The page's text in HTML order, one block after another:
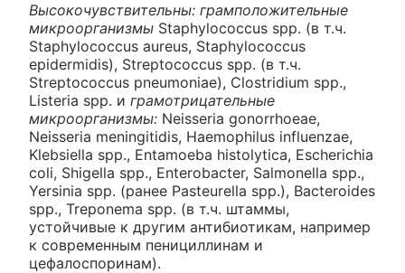
Высокочувствительны: грамположительные
микроорганизмы Staphylococcus spp. (в т.ч.
Staphylococcus aureus, Staphylococcus
epidermidis), Streptococcus spp. (в т.ч.
Streptococcus pneumoniae), Clostridium spp.,
Listeria spp. и грамотрицательные
микроорганизмы: Neisseria gonorrhoeae,
Neisseria meningitidis, Haemophilus influenzae,
Klebsiella spp., Entamoeba histolytica, Escherichia
coli, Shigella spp., Enterobacter, Salmonella spp.,
Yersinia spp. (ранее Pasteurella spp.), Bacteroides
spp., Treponema spp. (в т.ч. штаммы,
устойчивые к другим антибиотикам, например
к современным пенициллинам и
цефалоспоринам).